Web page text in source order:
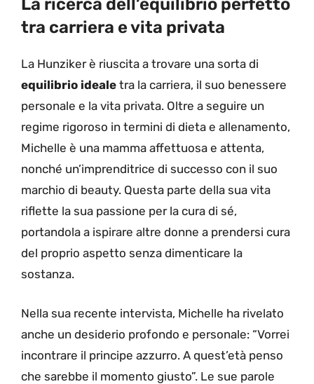
La ricerca dell’equilibrio perfetto
tra carriera e vita privata
La Hunziker è riuscita a trovare una sorta di
equilibrio ideale tra la carriera, il suo benessere
personale e la vita privata. Oltre a seguire un
regime rigoroso in termini di dieta e allenamento,
Michelle è una mamma affettuosa e attenta,
nonché un’imprenditrice di successo con il suo
marchio di beauty. Questa parte della sua vita
riflette la sua passione per la cura di sé,
portandola a ispirare altre donne a prendersi cura
del proprio aspetto senza dimenticare la
sostanza.
Nella sua recente intervista, Michelle ha rivelato
anche un desiderio profondo e personale: “Vorrei
incontrare il principe azzurro. A quest’età penso
che sarebbe il momento giusto”. Le sue parole